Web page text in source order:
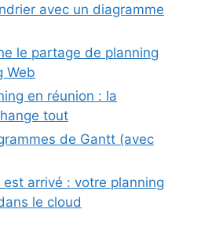
avec un diagramme
le partage de planning
Web
en réunion : la
tout
de Gantt (avec
est arrivé : votre planning
le cloud